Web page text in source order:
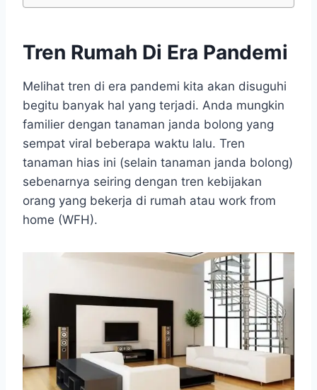
Tren Rumah Di Era Pandemi
Melihat tren di era pandemi kita akan disuguhi
begitu banyak hal yang terjadi. Anda mungkin
familier dengan tanaman janda bolong yang
sempat viral beberapa waktu lalu. Tren
tanaman hias ini (selain tanaman janda bolong)
sebenarnya seiring dengan tren kebijakan
orang yang bekerja di rumah atau work from
home (WFH).